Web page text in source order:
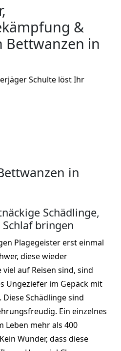
&
Bettwanzen in
Schulte löst Ihr
in
Schädlinge,
bringen
Plagegeister erst einmal
diese wieder
auf Reisen sind, sind
Ungeziefer im Gepäck mit
Schädlinge sind
Ein einzelnes
Leben mehr als 400
Wunder, dass diese